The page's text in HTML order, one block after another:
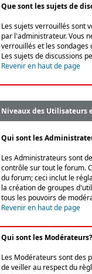
Que sont les sujets de
Les sujets verrouillés sont
par l'administrateur. Vous
verrouillés et les sondages
Les sujets de discussions
Revenir en haut de page
Niveaux des Utilisateurs
Qui sont les
Les Administrateurs sont
contrôle sur tout le forum.
du forum; ceci inclut le
la création de groupes
tous les pouvoirs de
Revenir en haut de page
Qui sont les Modérateurs?
Les Modérateurs sont des
de veiller au respect du